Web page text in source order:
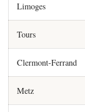
Limoges
Tours
Clermont-Ferrand
Metz